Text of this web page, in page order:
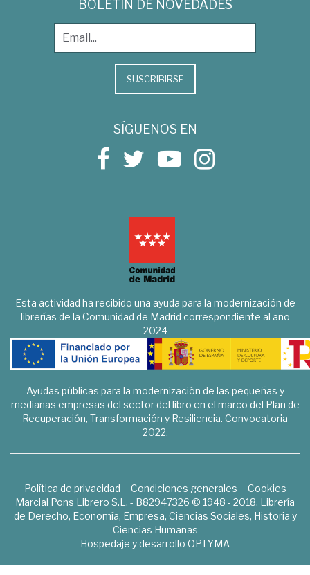
BOLETÍN DE NOVEDADES
SUSCRIBIRSE
SÍGUENOS EN
Esta actividad ha recibido una ayuda para la modernización de
librerías de la Comunidad de Madrid correspondiente al año
2024
Ayudas públicas para la modernización de las pequeñas y
medianas empresas del sector del libro en el marco del Plan de
Recuperación, Transformación y Resiliencia. Convocatoria
2022.
Política de privacidad Condiciones generales
Cookies
Marcial Pons Librero S.L. - B82947326 © 1948 - 2018. Librería
de Derecho, Economía, Empresa, Ciencias Sociales, Historia y
Ciencias Humanas
Hospedaje y desarrollo OPTYMA